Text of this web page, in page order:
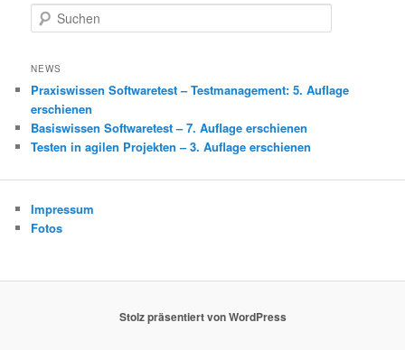
u
h
n
NEWS
Praxiswissen Softwaretest – Testmanagement: 5. Auflage
erschienen
Basiswissen Softwaretest – 7. Auflage erschienen
Testen in agilen Projekten – 3. Auflage erschienen
Impressum
Fotos
Stolz präsentiert von WordPress